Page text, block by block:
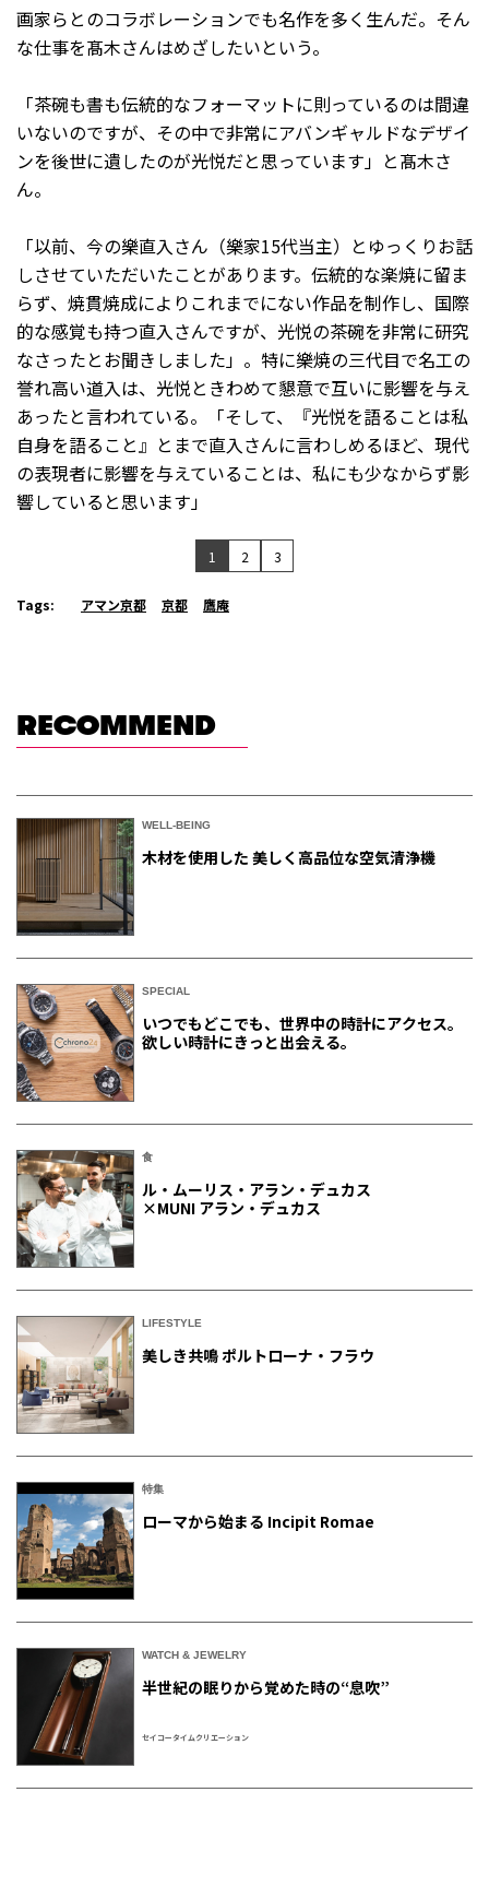
画家らとのコラボレーションでも名作を多く生んだ。そん
な仕事を髙木さんはめざしたいという。
「茶碗も書も伝統的なフォーマットに則っているのは間違
いないのですが、その中で非常にアバンギャルドなデザイ
ンを後世に遺したのが光悦だと思っています」と髙木さ
ん。
「以前、今の樂直入さん（樂家15代当主）とゆっくりお話
しさせていただいたことがあります。伝統的な楽焼に留ま
らず、焼貫焼成によりこれまでにない作品を制作し、国際
的な感覚も持つ直入さんですが、光悦の茶碗を非常に研究
なさったとお聞きしました」。特に樂焼の三代目で名工の
誉れ高い道入は、光悦ときわめて懇意で互いに影響を与え
あったと言われている。「そして、『光悦を語ることは私
自身を語ること』とまで直入さんに言わしめるほど、現代
の表現者に影響を与えていることは、私にも少なからず影
響していると思います」
1 2 3
Tags: アマン京都 京都 鷹庵
RECOMMEND
WELL-BEING
木材を使用した 美しく高品位な空気清浄機
SPECIAL
いつでもどこでも、世界中の時計にアクセス。
欲しい時計にきっと出会える。
食
ル・ムーリス・アラン・デュカス
×MUNI アラン・デュカス
LIFESTYLE
美しき共鳴 ポルトローナ・フラウ
特集
ローマから始まる Incipit Romae
WATCH & JEWELRY
半世紀の眠りから覚めた時の“息吹”
セイコータイムクリエーション